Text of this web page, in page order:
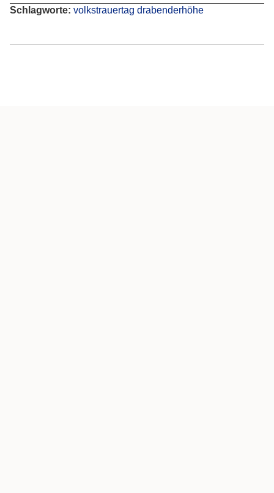
Schlagworte: volkstrauertag drabenderhöhe